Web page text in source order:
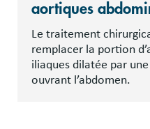
aortiques
Le traitement
remplacer la portion
iliaques dilatée par
ouvrant l’abdomen.